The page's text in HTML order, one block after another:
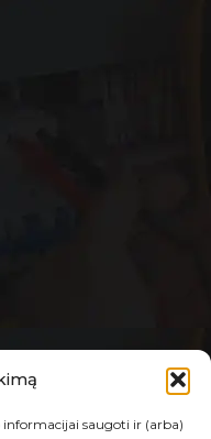
saugoti ir (arba)